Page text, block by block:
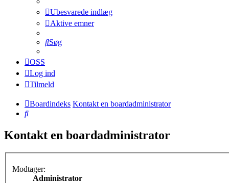
Ubesvarede indlæg
Aktive emner
Søg
OSS
Log ind
Tilmeld
Boardindeks Kontakt en boardadministrator
Søg
Kontakt en boardadministrator
Modtager:
Administrator